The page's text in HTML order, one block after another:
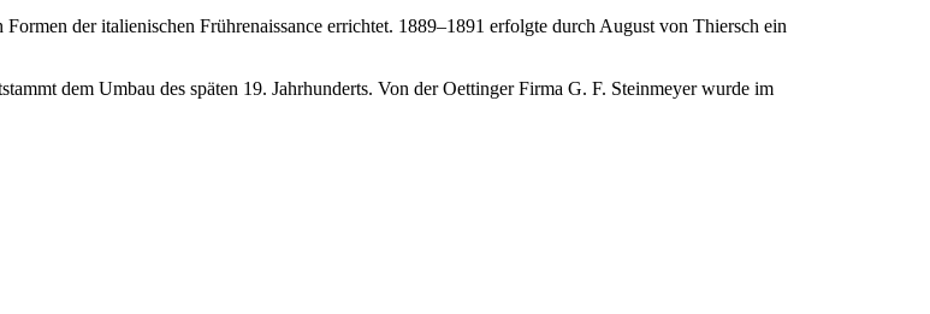
der italienischen Frührenaissance errichtet. 1889–1891 erfolgte durch August von Thiersch ein
dem Umbau des späten 19. Jahrhunderts. Von der Oettinger Firma G. F. Steinmeyer wurde im